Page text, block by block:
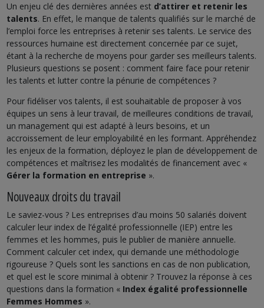
Un enjeu clé des dernières années est d’attirer et retenir les
talents. En effet, le manque de talents qualifiés sur le marché de
l’emploi force les entreprises à retenir ses talents. Le service des
ressources humaine est directement concernée par ce sujet,
étant à la recherche de moyens pour garder ses meilleurs talents.
Plusieurs questions se posent : comment faire face pour retenir
les talents et lutter contre la pénurie de compétences ?
Pour fidéliser vos talents, il est souhaitable de proposer à vos
équipes un sens à leur travail, de meilleures conditions de travail,
un management qui est adapté à leurs besoins, et un
accroissement de leur employabilité en les formant. Appréhendez
les enjeux de la formation, déployez le plan de développement de
compétences et maîtrisez les modalités de financement avec «
Gérer la formation en entreprise ».
Nouveaux droits du travail
Le saviez-vous ? Les entreprises d’au moins 50 salariés doivent
calculer leur index de l’égalité professionnelle (IEP) entre les
femmes et les hommes, puis le publier de manière annuelle.
Comment calculer cet index, qui demande une méthodologie
rigoureuse ? Quels sont les sanctions en cas de non publication,
et quel est le score minimal à obtenir ? Trouvez la réponse à ces
questions dans la formation « Index égalité professionnelle
Femmes Hommes ».